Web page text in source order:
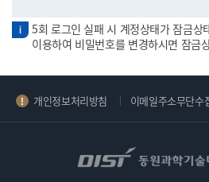
5회 로그인 실패 시 계정상태가 잠금상
이용하여 비밀번호를 변경하시면 잠금
개인정보처리방침 이메일주소무단수